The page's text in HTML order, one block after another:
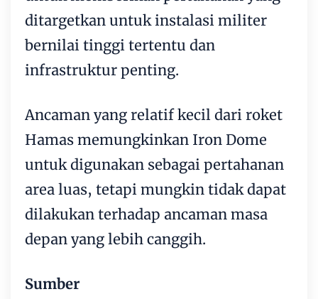
ditargetkan untuk instalasi militer
bernilai tinggi tertentu dan
infrastruktur penting.
Ancaman yang relatif kecil dari roket
Hamas memungkinkan Iron Dome
untuk digunakan sebagai pertahanan
area luas, tetapi mungkin tidak dapat
dilakukan terhadap ancaman masa
depan yang lebih canggih.
Sumber